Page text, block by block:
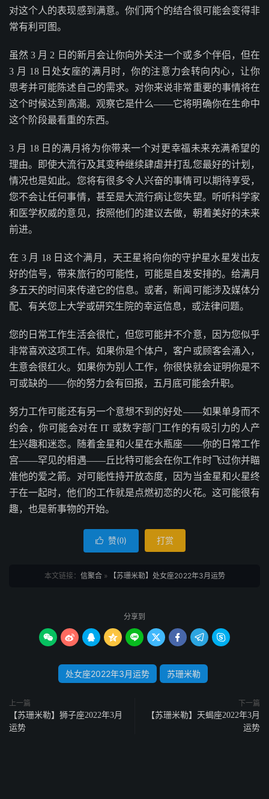
对这个人的表现感到满意。你们两个的结合很可能会变得非
常有利可图。
虽然 3 月 2 日的新月会让你向外关注一个或多个伴侣，但在
3 月 18 日处女座的满月时，你的注意力会转向内心，让你
思考并可能陈述自己的需求。对你来说非常重要的事情将在
这个时候达到高潮。观察它是什么——它将明确你在生命中
这个阶段最看重的东西。
3 月 18 日的满月将为你带来一个对更幸福未来充满希望的
理由。即使大流​​行及其变种继续肆虐并打乱您最好的计划，
情况也是如此。您将有很多令人兴奋的事情可以期待享受，
您不会让任何事情，甚至是大流行病让您失望。听听科学家
和医学权威的意见，按照他们的建议去做，朝着美好的未来
前进。
在 3 月 18 日这个满月，天王星将向你的守护星水星发出友
好的信号，带来旅行的可能性，可能是自发安排的。给满月
多五天的时间来传递它的信息。或者，新闻可能涉及媒体分
配、有关您上大学或研究生院的幸运信息，或法律问题。
您的日常工作生活会很忙，但您可能并不介意，因为您似乎
非常喜欢这项工作。如果你是个体户，客户或顾客会涌入，
生意会很红火。如果你为别人工作，你很快就会证明你是不
可或缺的——你的努力会有回报，五月底可能会升职。
努力工作可能还有另一个意想不到的好处——如果单身而不
约会，你可能会对在 IT 或数字部门工作的有吸引力的人产
生兴趣和迷恋。随着金星和火星在水瓶座——你的日常工作
宫——罕见的相遇——丘比特可能会在你工作时飞过你并瞄
准他的爱之箭。对可能性持开放态度，因为当金星和火星终
于在一起时，他们的工作就是点燃初恋的火花。这可能很有
趣，也是新事物的开始。
 赞(0) 打赏
本文链接： 信聚合» 【苏珊米勒】处女座2022年3月运势
分享到
        
处女座2022年3月运势 苏珊米勒
上一篇
【苏珊米勒】狮子座2022年3月
运势
下一篇
【苏珊米勒】天蝎座2022年3月
运势